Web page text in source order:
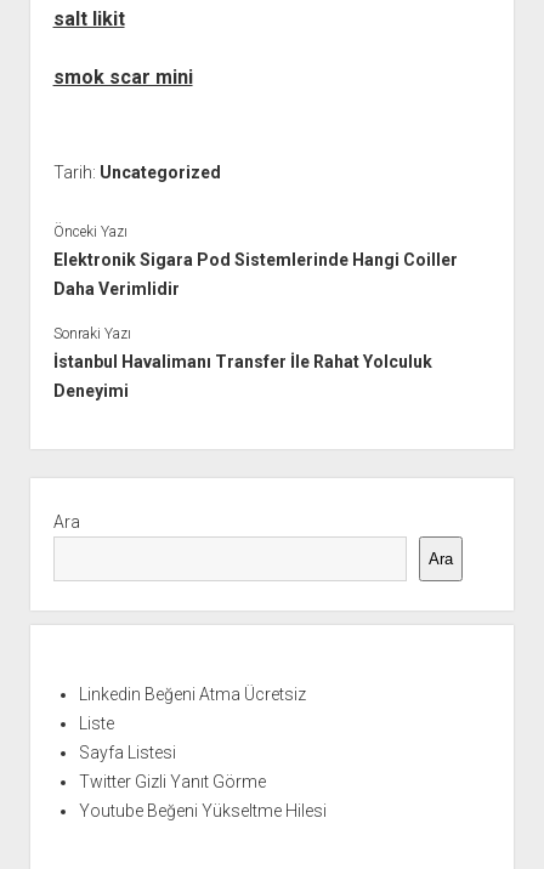
salt likit
smok scar mini
Tarih: Uncategorized
Önceki Yazı
Elektronik Sigara Pod Sistemlerinde Hangi Coiller
Daha Verimlidir
Sonraki Yazı
İstanbul Havalimanı Transfer İle Rahat Yolculuk
Deneyimi
Menü
Ara
Ara
Linkedin Beğeni Atma Ücretsiz
Liste
Sayfa Listesi
Twitter Gizli Yanıt Görme
Youtube Beğeni Yükseltme Hilesi